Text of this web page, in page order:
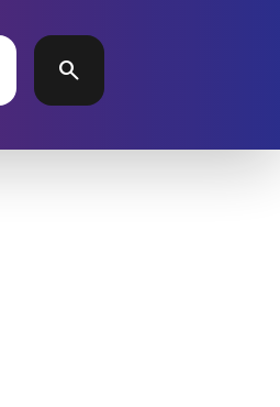
search